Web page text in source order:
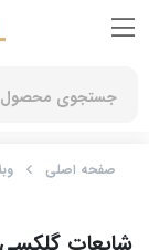
صفحه اصلی